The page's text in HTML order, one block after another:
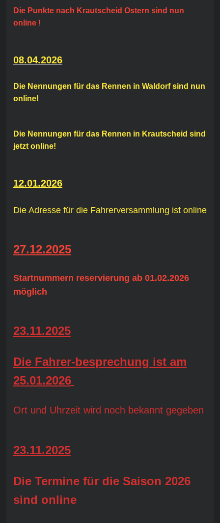
Die Punkte nach Krautscheid Ostern sind nun
online !
08.04.2026
Die Nennungen für das Rennen in Waldorf sind nun
online!
Die Nennungen für das Rennen in Krautscheid sind
jetzt online!
12.01.2026
Die Adresse für die Fahrerversammlung ist online
27.12.2025
Startnummern reservierung ab 01.02.2026
möglich
23.11.2025
Die Fahrer-besprechung ist am
25.01.2026
Ort und Uhrzeit wird noch bekannt gegeben
23.11.2025
Die Termine für die Saison 2026
sind online